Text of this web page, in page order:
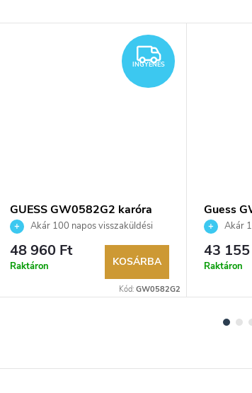
INGYENES
INGYENES
GUESS GW0582G2 karóra
Akár 100 napos visszaküldési
lehetőség. Hivatalos márkakereskedő.
48 960 Ft
Raktáron KOSÁRBA
Kód: GW0582G2
Guess
Akár
43
Raktáron